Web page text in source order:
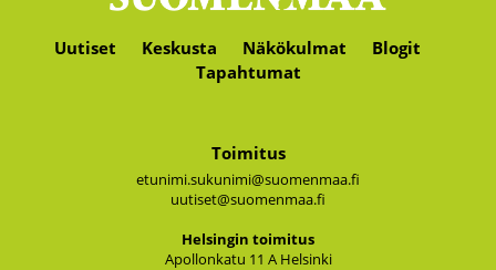
Uutiset Keskusta Näkökulmat
Blogit
Tapahtumat
Toimitus
etunimi.sukunimi@suomenmaa.fi
uutiset@suomenmaa.fi
Hel­sin­gin toi­mi­tus
Apol­lon­ka­tu 11 A Hel­sin­ki